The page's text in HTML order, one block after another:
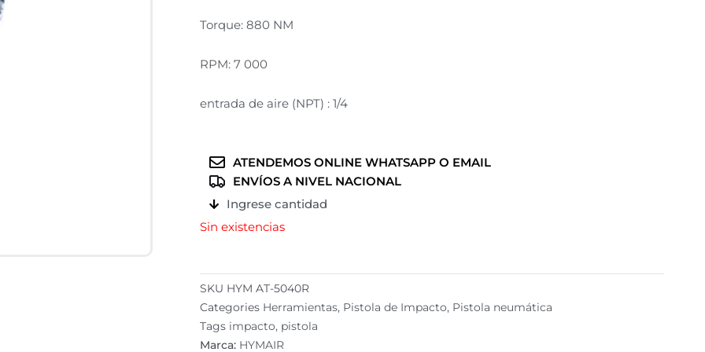
Torque: 880 NM
RPM: 7 000
entrada de aire (NPT) : 1/4
ATENDEMOS ONLINE WHATSAPP O EMAIL
ENVÍOS A NIVEL NACIONAL
Ingrese cantidad
Sin existencias
SKU HYM AT-5040R
Categories Herramientas, Pistola de Impacto, Pistola neumática
Tags impacto, pistola
Marca: HYMAIR